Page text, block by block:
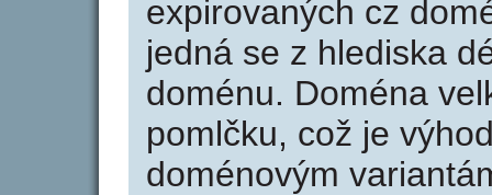
expirovaných cz
jedná se z hlediska
doménu. Doména
pomlčku, což je
doménovým